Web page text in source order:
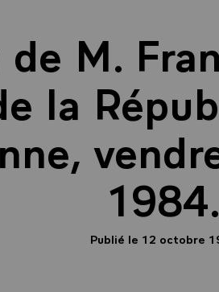
M.
la
1984.
Publié le 12 octobre